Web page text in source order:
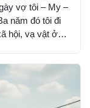
vợ tôi – My –
năm đó tôi đi
hội, vạ vật ở